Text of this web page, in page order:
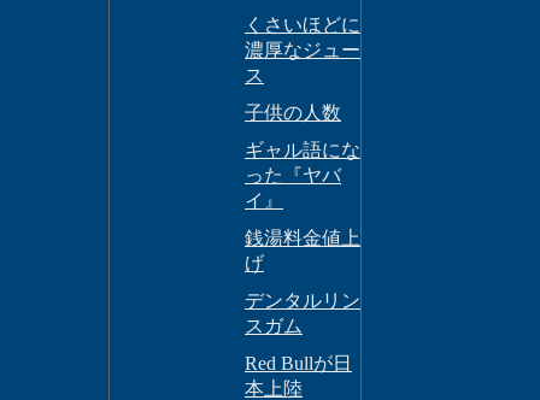
くさいほどに
濃厚なジュー
ス
子供の人数
ギャル語にな
った『ヤバ
イ』
銭湯料金値上
げ
デンタルリン
スガム
Red Bullが日
本上陸